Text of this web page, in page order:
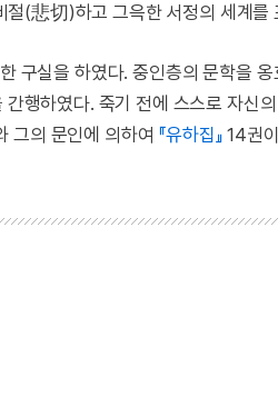
절(悲切)하고 그윽한 서정의 세계를
구실을 하였다. 중인층의 문학을 옹
간행하였다. 죽기 전에 스스로 자신
그의 문인에 의하여 『유하집』 14권